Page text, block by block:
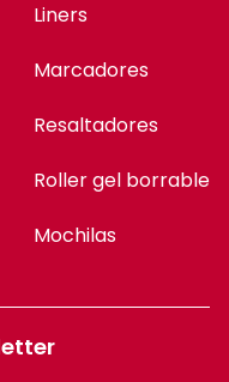
Liners
Marcadores
Resaltadores
Roller gel borrable
Mochilas